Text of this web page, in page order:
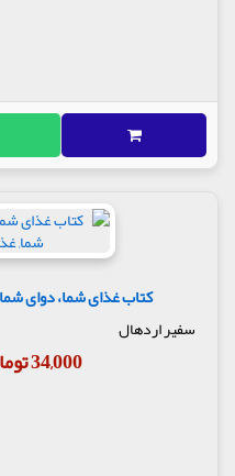
کتاب غذای شما، دوای
سفیر اردهال
34,000 تومان